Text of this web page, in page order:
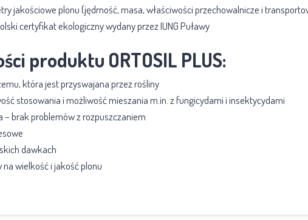
jakościowe plonu (jędrność, masa, właściwości przechowalnicze i
certyfikat ekologiczny wydany przez IUNG Puławy
produktu ORTOSIL PLUS:
która jest przyswajana przez rośliny
stosowania i możliwość mieszania m.in. z fungicydami i insektycydami
– brak problemów z rozpuszczaniem
dawkach
na wielkość i jakość plonu